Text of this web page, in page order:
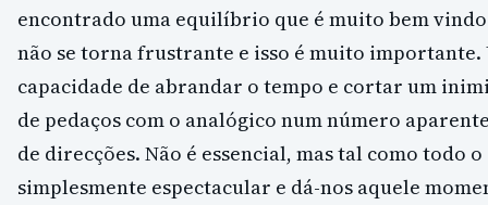
encontrado uma equilíbrio que é muito bem
não se torna frustrante e isso é muito importante.
capacidade de abrandar o tempo e cortar um
de pedaços com o analógico num número
de direcções. Não é essencial, mas tal como todo
simplesmente espectacular e dá-nos aquele